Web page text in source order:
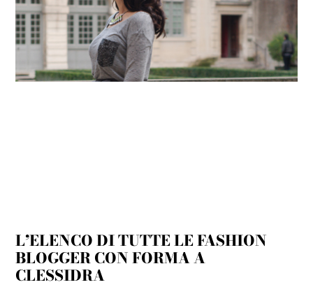
L’ELENCO DI TUTTE LE FASHION
BLOGGER CON FORMA A
CLESSIDRA